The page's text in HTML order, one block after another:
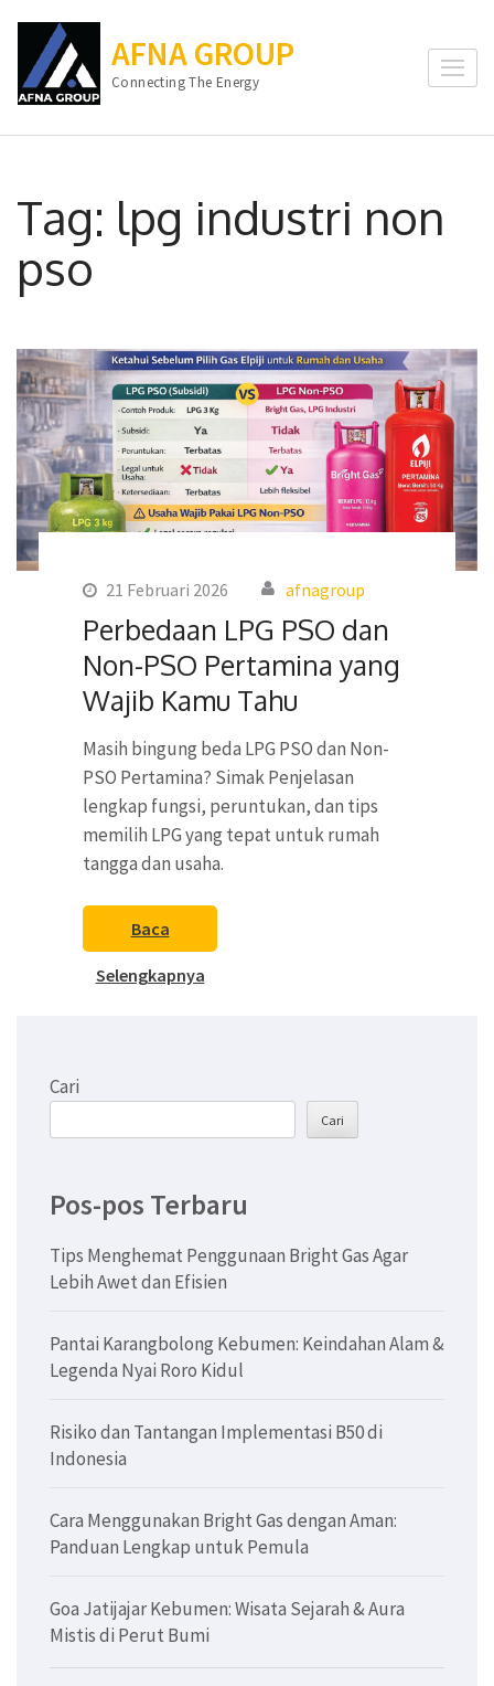
konten
(Tekan
AFNA GROUP
Connecting The Energy
Tag: lpg industri non
pso
21 Februari 2026 afnagroup
Perbedaan LPG PSO dan
Non-PSO Pertamina yang
Wajib Kamu Tahu
Masih bingung beda LPG PSO dan Non-
PSO Pertamina? Simak Penjelasan
lengkap fungsi, peruntukan, dan tips
memilih LPG yang tepat untuk rumah
tangga dan usaha.
Baca
Selengkapnya
Cari
Cari
Pos-pos Terbaru
Tips Menghemat Penggunaan Bright Gas Agar
Lebih Awet dan Efisien
Pantai Karangbolong Kebumen: Keindahan Alam &
Legenda Nyai Roro Kidul
Risiko dan Tantangan Implementasi B50 di
Indonesia
Cara Menggunakan Bright Gas dengan Aman:
Panduan Lengkap untuk Pemula
Goa Jatijajar Kebumen: Wisata Sejarah & Aura
Mistis di Perut Bumi